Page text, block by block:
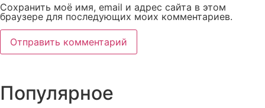
Сохранить моё имя, email и адрес сайта в этом
браузере для последующих моих комментариев.
Популярное